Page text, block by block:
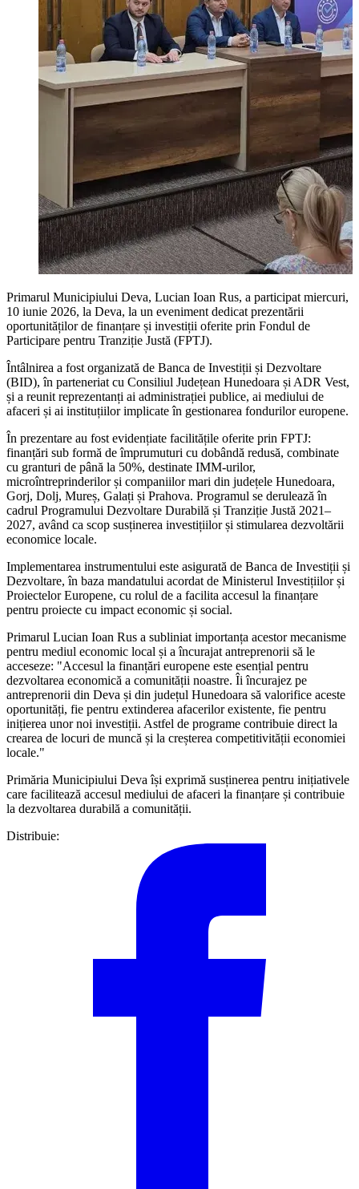
Primarul Municipiului Deva, Lucian Ioan Rus, a participat miercuri,
10 iunie 2026, la Deva, la un eveniment dedicat prezentării
oportunităților de finanțare și investiții oferite prin Fondul de
Participare pentru Tranziție Justă (FPTJ).
Întâlnirea a fost organizată de Banca de Investiții și Dezvoltare
(BID), în parteneriat cu Consiliul Județean Hunedoara și ADR Vest,
și a reunit reprezentanți ai administrației publice, ai mediului de
afaceri și ai instituțiilor implicate în gestionarea fondurilor europene.
În prezentare au fost evidențiate facilitățile oferite prin FPTJ:
finanțări sub formă de împrumuturi cu dobândă redusă, combinate
cu granturi de până la 50%, destinate IMM-urilor,
microîntreprinderilor și companiilor mari din județele Hunedoara,
Gorj, Dolj, Mureș, Galați și Prahova. Programul se derulează în
cadrul Programului Dezvoltare Durabilă și Tranziție Justă 2021–
2027, având ca scop susținerea investițiilor și stimularea dezvoltării
economice locale.
Implementarea instrumentului este asigurată de Banca de Investiții și
Dezvoltare, în baza mandatului acordat de Ministerul Investițiilor și
Proiectelor Europene, cu rolul de a facilita accesul la finanțare
pentru proiecte cu impact economic și social.
Primarul Lucian Ioan Rus a subliniat importanța acestor mecanisme
pentru mediul economic local și a încurajat antreprenorii să le
acceseze: "Accesul la finanțări europene este esențial pentru
dezvoltarea economică a comunității noastre. Îi încurajez pe
antreprenorii din Deva și din județul Hunedoara să valorifice aceste
oportunități, fie pentru extinderea afacerilor existente, fie pentru
inițierea unor noi investiții. Astfel de programe contribuie direct la
crearea de locuri de muncă și la creșterea competitivității economiei
locale."
Primăria Municipiului Deva își exprimă susținerea pentru inițiativele
care facilitează accesul mediului de afaceri la finanțare și contribuie
la dezvoltarea durabilă a comunității.
Distribuie: